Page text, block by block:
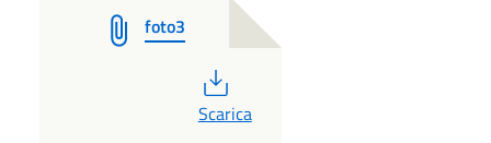
foto3
PDF
Scarica